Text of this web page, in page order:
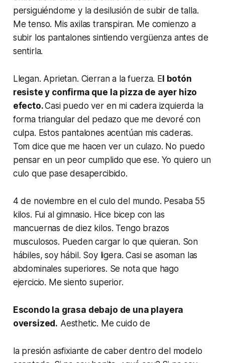
persiguiéndome y la desilusión de subir de talla.
Me tenso. Mis axilas transpiran. Me comienzo a
subir los pantalones sintiendo vergüenza antes de
sentirla.
Llegan. Aprietan. Cierran a la fuerza. El botón
resiste y confirma que la pizza de ayer hizo
efecto.Casi puedo ver en mi cadera izquierda la
forma triangular del pedazo que me devoré con
culpa. Estos pantalones acentúan mis caderas.
Tom dice que me hacen ver un culazo. No puedo
pensar en un peor cumplido que ese. Yo quiero un
culo que pase desapercibido.
4 de noviembre en el culo del mundo. Pesaba 55
kilos. Fui al gimnasio. Hice bicep con las
mancuernas de diez kilos. Tengo brazos
musculosos. Pueden cargar lo que quieran. Son
hábiles, soy hábil. Soy ligera. Casi se asoman las
abdominales superiores. Se nota que hago
ejercicio. Me siento superior.
Escondo la grasa debajo de una playera
oversized. Aesthetic. Me cuido de
la presión asfixiante de caber dentro del modelo